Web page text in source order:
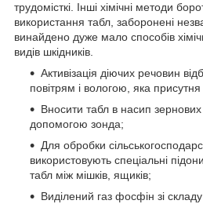
трудомісткі. Інші хімічні методи
використання табл, заборонені
винайдено дуже мало способів
видів шкідників.
Активізація діючих речовин
повітрям і вологою, яка
Вносити табл в насип
допомогою зонда;
Для обробки
використовують спеціальні
табл між мішків, ящиків;
Виділений газ фосфін зі